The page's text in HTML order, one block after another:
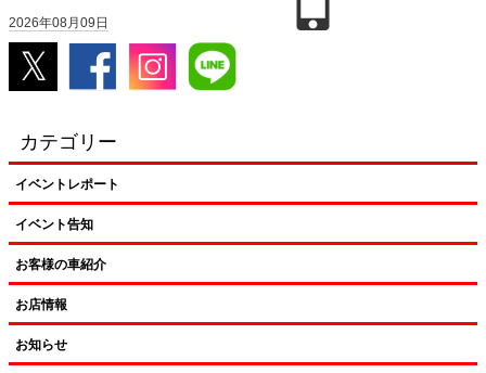
2026年08月09日
カテゴリー
イベントレポート
イベント告知
お客様の車紹介
お店情報
お知らせ